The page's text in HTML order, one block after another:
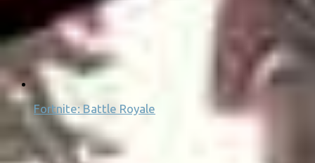
Fortnite: Battle Royale